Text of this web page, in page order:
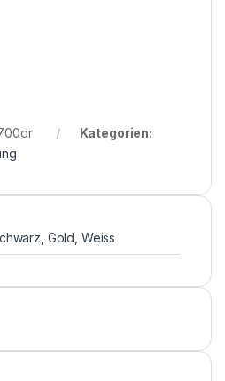
Kategorien:
Gold, Weiss